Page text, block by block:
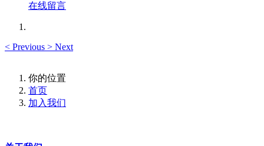
在线留言
< Previous > Next
你的位置
首页
加入我们